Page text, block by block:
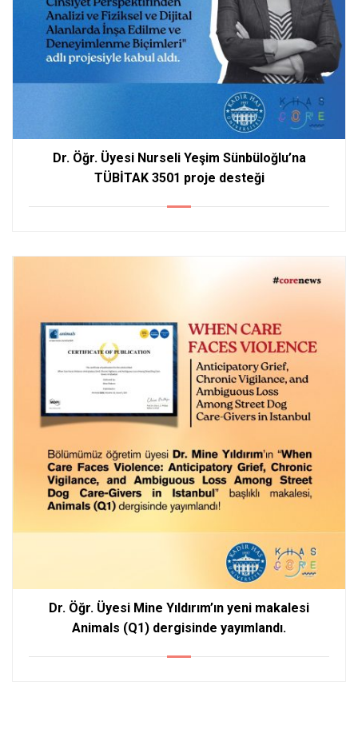
Dr. Öğr. Üyesi Nurseli Yeşim Sünbüloğlu’na
TÜBİTAK 3501 proje desteği
Dr. Öğr. Üyesi Mine Yıldırım’ın yeni makalesi
Animals (Q1) dergisinde yayımlandı.